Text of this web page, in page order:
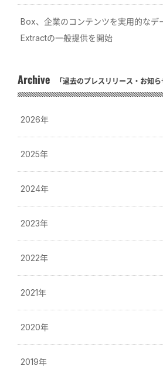
Box、企業のコンテンツを実用的なデ
Extractの一般提供を開始
Archive 「過去のプレスリリース・お知ら
2026年
2025年
2024年
2023年
2022年
2021年
2020年
2019年